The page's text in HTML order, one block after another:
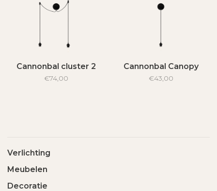
Cannonbal cluster 2
€74,00
Cannonbal Canopy
€43,00
Verlichting
Meubelen
Decoratie